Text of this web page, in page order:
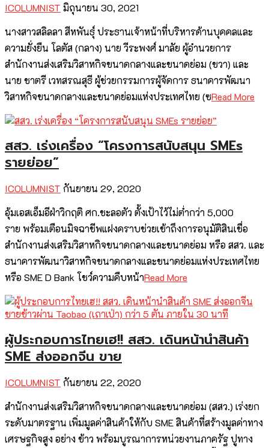
ICOLUMNIST มิถุนายน 30, 2021
นางสาวสลิลลา สีหพันธุ์ ประธานเจ้าหน้าที่บริหารด้านบุคคลและ
ความยั่งยืน โลตัส (กลาง) นาย วีระพงศ์ มาลัย ผู้อำนวยการ
สำนักงานส่งเสริมวิสาหกิจขนาดกลางและขนาดย่อม (ขวา) และ
นาย ชาตรี เวทสรณสุธี ผู้ช่วยกรรมการผู้จัดการ ธนาคารพัฒนา
วิสาหกิจขนาดกลางและขนาดย่อมแห่งประเทศไทย (ซRead More
สสว. เร่งเครื่อง “โครงการสนับสนุน SMEs
รายย่อย”
ICOLUMNIST กันยายน 29, 2020
อุ้มเอสเอ็มอีฝ่าวิกฤติ ศก.ชะลอตัว ตั้งเป้าไว้ไม่ต่ำกว่า 5,000
ราย พร้อมเตือนมิจฉาชีพแฝงคราบช่วยเข้าถึงการอนุมัติสินเชื่อ
สำนักงานส่งเสริมวิสาหกิจขนาดกลางและขนาดย่อม หรือ สสว. และ
ธนาคารพัฒนาวิสาหกิจขนาดกลางและขนาดย่อมแห่งประเทศไทย
หรือ SME D Bank โชว์ความคืบหน้าRead More
ผู้ประกอบการไทยเฮ!! สสว. เดินหน้านำสินค้า
SME ส่งออกจีน ขาย
ICOLUMNIST กันยายน 22, 2020
สำนักงานส่งเสริมวิสาหกิจขนาดกลางและขนาดย่อม (สสว.) เร่งยก
ระดับมาตรฐาน เพิ่มมูลค่าสินค้าให้กับ SME สินค้าที่สร้างมูลค่าทาง
เศรษฐกิจสูง อย่าง ข้าว พร้อมบูรณาการหน่วยงานภาครัฐ ปูทาง